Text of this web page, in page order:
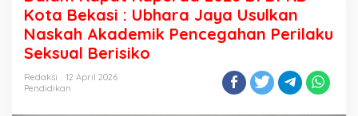
2026
Di
DPRD
Kota
Kota Bekasi : Ubhara Jaya Usulkan
Naskah Akademik Pencegahan Perilaku
Seksual Berisiko
Redaksi
12 April 2026
Pendidikan